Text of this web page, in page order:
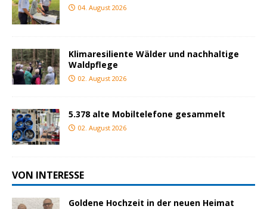
04. August 2026
Klimaresiliente Wälder und nachhaltige
Waldpflege
02. August 2026
5.378 alte Mobiltelefone gesammelt
02. August 2026
VON INTERESSE
Goldene Hochzeit in der neuen Heimat